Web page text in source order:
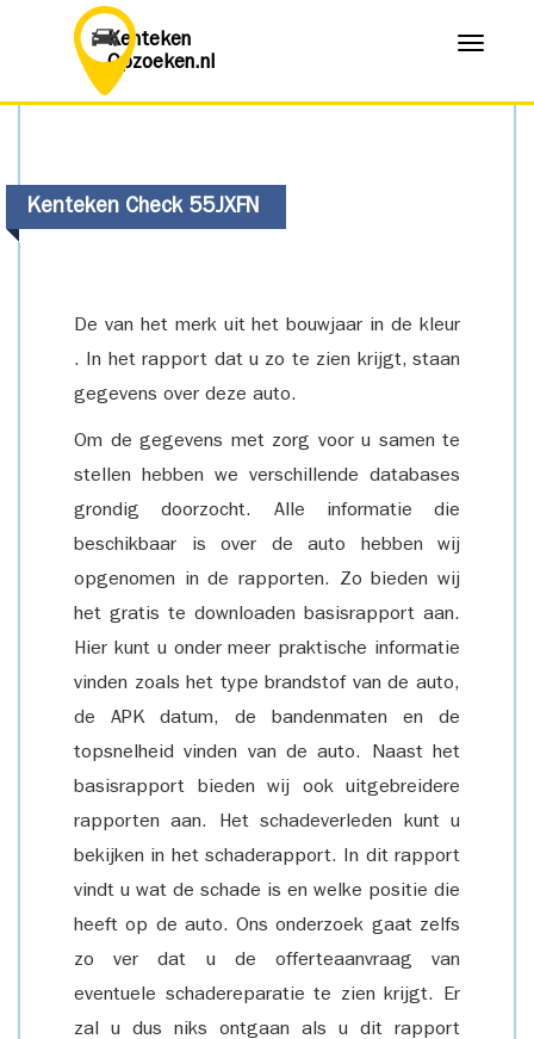
Kenteken
Opzoeken.nl
Menu
Kenteken Check 55JXFN
De van het merk uit het bouwjaar in de kleur
. In het rapport dat u zo te zien krijgt, staan
gegevens over deze auto.
Om de gegevens met zorg voor u samen te
stellen hebben we verschillende databases
grondig doorzocht. Alle informatie die
beschikbaar is over de auto hebben wij
opgenomen in de rapporten. Zo bieden wij
het gratis te downloaden basisrapport aan.
Hier kunt u onder meer praktische informatie
vinden zoals het type brandstof van de auto,
de APK datum, de bandenmaten en de
topsnelheid vinden van de auto. Naast het
basisrapport bieden wij ook uitgebreidere
rapporten aan. Het schadeverleden kunt u
bekijken in het schaderapport. In dit rapport
vindt u wat de schade is en welke positie die
heeft op de auto. Ons onderzoek gaat zelfs
zo ver dat u de offerteaanvraag van
eventuele schadereparatie te zien krijgt. Er
zal u dus niks ontgaan als u dit rapport